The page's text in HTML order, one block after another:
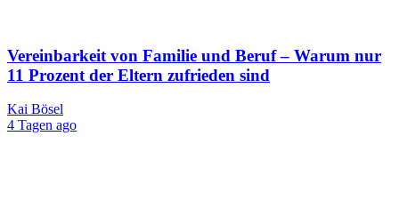
Vereinbarkeit von Familie und Beruf – Warum nur
11 Prozent der Eltern zufrieden sind
Kai Bösel
4 Tagen ago